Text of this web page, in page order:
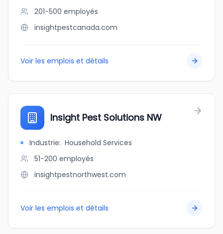
201-500 employés
insightpestcanada.com
Voir les emplois et détails
Insight Pest Solutions NW
Industrie: Household Services
51-200 employés
insightpestnorthwest.com
Voir les emplois et détails